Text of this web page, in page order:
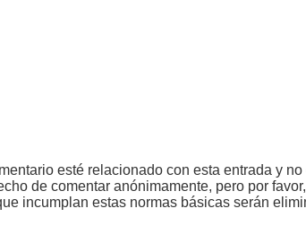
esté relacionado con esta entrada y
de comentar anónimamente, pero por
incumplan estas normas básicas serán